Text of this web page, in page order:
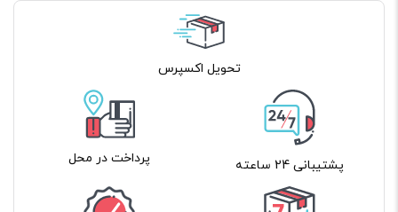
تحویل اکسپرس
پشتیبانی 24 ساعته پرداخت در محل